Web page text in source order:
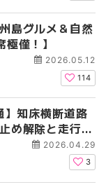
島グルメ＆自然
僅！】
2026.05.12
114
知床横断道路
め解除と走行体
2026.04.29
3